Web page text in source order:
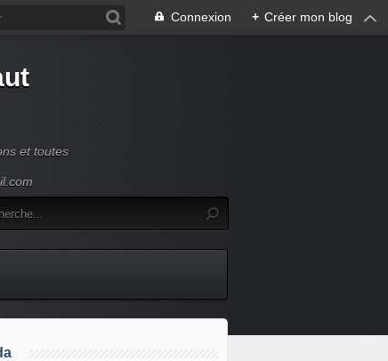
Connexion + Créer mon blog
et toutes